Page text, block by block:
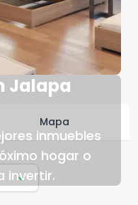
Jalapa
inmuebles
hogar o
invertir.
Mapa